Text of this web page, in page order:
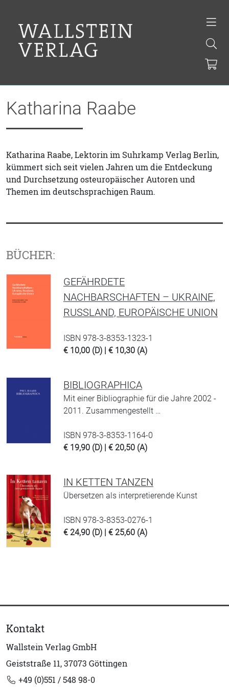
Katharina Raabe
Katharina Raabe, Lektorin im Suhrkamp Verlag Berlin,
kümmert sich seit vielen Jahren um die Entdeckung
und Durchsetzung osteuropäischer Autoren und
Themen im deutschsprachigen Raum.
BÜCHER:
GEFÄHRDETE
NACHBARSCHAFTEN – UKRAINE,
RUSSLAND, EUROPÄISCHE UNION
ISBN 978-3-8353-1323-1
€ 10,00 (D) | € 10,30 (A)
BIBLIOGRAPHICA
Mit einer Bibliographie für die Jahre 2002 -
2011. Zusammengestellt …
ISBN 978-3-8353-1164-0
€ 19,90 (D) | € 20,50 (A)
IN KETTEN TANZEN
Übersetzen als interpretierende Kunst
ISBN 978-3-8353-0276-1
€ 24,90 (D) | € 25,60 (A)
Kontakt
Wallstein Verlag GmbH
Geiststraße 11, 37073 Göttingen
+49 (0)551 / 548 98-0